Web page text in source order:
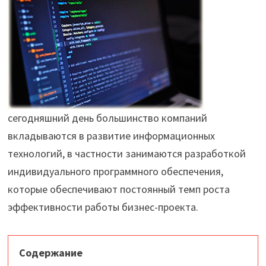
сегодняшний день большинство компаний
вкладываются в развитие информационных
технологий, в частности занимаются разработкой
индивидуального программного обеспечения,
которые обеспечивают постоянный темп роста
эффективности работы бизнес-проекта.
Содержание